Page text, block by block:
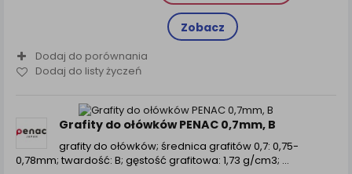
Zobacz
Dodaj do porównania
Dodaj do listy życzeń
Grafity do ołówków PENAC 0,7mm, B
grafity do ołówków; średnica grafitów 0,7: 0,75-
0,78mm; twardość: B; gęstość grafitowa: 1,73 g/cm3; ...